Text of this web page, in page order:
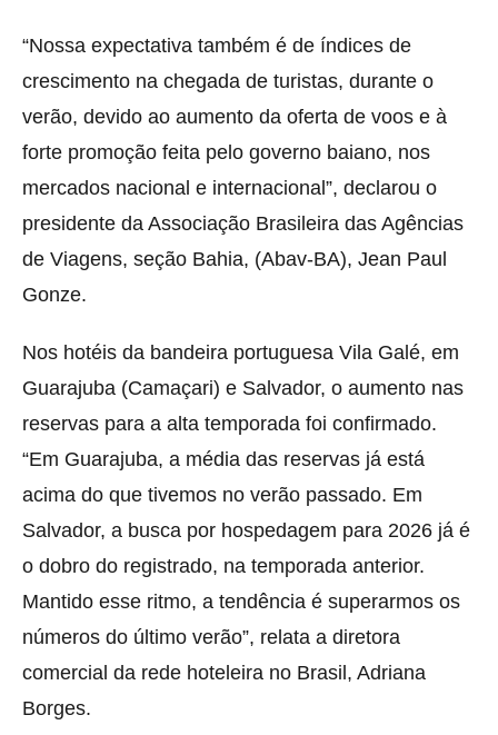
“Nossa expectativa também é de índices de
crescimento na chegada de turistas, durante o
verão, devido ao aumento da oferta de voos e à
forte promoção feita pelo governo baiano, nos
mercados nacional e internacional”, declarou o
presidente da Associação Brasileira das Agências
de Viagens, seção Bahia, (Abav-BA), Jean Paul
Gonze.
Nos hotéis da bandeira portuguesa Vila Galé, em
Guarajuba (Camaçari) e Salvador, o aumento nas
reservas para a alta temporada foi confirmado.
“Em Guarajuba, a média das reservas já está
acima do que tivemos no verão passado. Em
Salvador, a busca por hospedagem para 2026 já é
o dobro do registrado, na temporada anterior.
Mantido esse ritmo, a tendência é superarmos os
números do último verão”, relata a diretora
comercial da rede hoteleira no Brasil, Adriana
Borges.